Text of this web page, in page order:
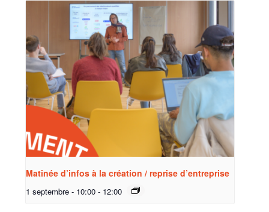
Matinée d’infos à la création / reprise d’entreprise
1 septembre - 10:00 - 12:00